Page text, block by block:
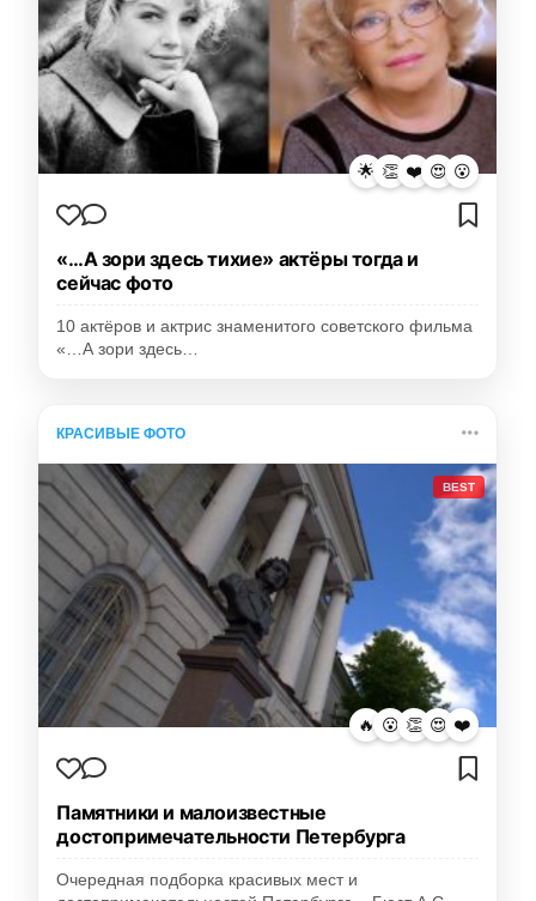
🌟 👏 ❤️ 😍 😮
«…А зори здесь тихие» актёры тогда и
сейчас фото
10 актёров и актрис знаменитого советского фильма
«…А зори здесь…
КРАСИВЫЕ ФОТО
BEST
🔥 😮 👏 😍 ❤️
Памятники и малоизвестные
достопримечательности Петербурга
Очередная подборка красивых мест и